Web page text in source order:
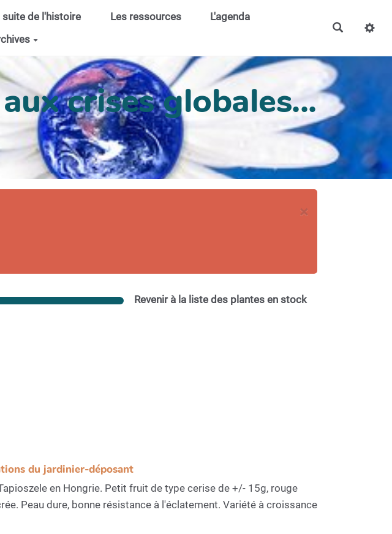
suite de l'histoire Les ressources
L'agenda
crises globales...
×
Revenir à la liste des plantes en stock
du jardinier-déposant
en Hongrie. Petit fruit de type cerise de +/- 15g, rouge
Peau dure, bonne résistance à l'éclatement. Variété à croissance